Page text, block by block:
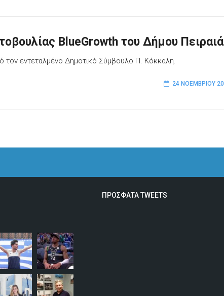
BlueGrowth του Δήμου Πειραιά
τον εντεταλμένο Δημοτικό Σύμβουλο Π. Κόκκαλη.
24 ΝΟΕΜΒΡΊΟΥ
ΠΡΟΣΦΑΤΑ TWEETS